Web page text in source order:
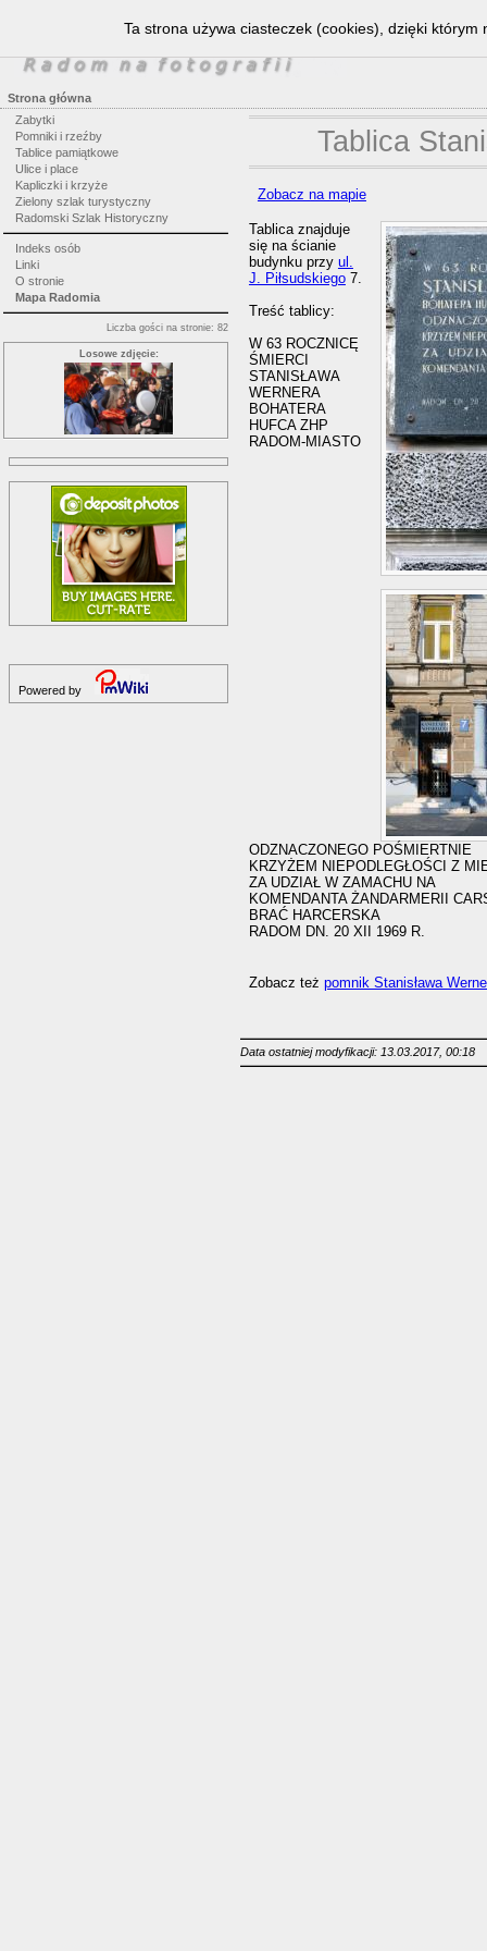
Strona główna
Zabytki
Pomniki i rzeźby
Tablice pamiątkowe
Ulice i place
Kapliczki i krzyże
Zielony szlak turystyczny
Radomski Szlak Historyczny
Indeks osób
Linki
O stronie
Mapa Radomia
Liczba gości na stronie: 82
Losowe zdjęcie:
Powered by
Tablica
Zobacz na mapie
Tablica znajduje
się na ścianie
budynku przy ul.
J. Piłsudskiego7.
Treść tablicy:
W 63 ROCZNICĘ
ŚMIERCI
STANISŁAWA
WERNERA
BOHATERA
HUFCA ZHP
RADOM-MIASTO
ODZNACZONEGO POŚMIERTNIE
KRZYŻEM NIEPODLEGŁOŚCI Z
ZA UDZIAŁ W ZAMACHU NA
KOMENDANTA ŻANDARMERII
BRAĆ HARCERSKA
RADOM DN. 20 XII 1969 R.
Zobacz też pomnik Stanisława
Data ostatniej modyfikacji: 13.03.2017, 00:18
Ta strona używa ciasteczek (cookies), dzięki którym